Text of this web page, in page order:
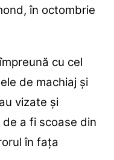
în octombrie
cu cel
de machiaj și
vizate și
a fi scoase din
în fața